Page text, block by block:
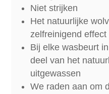
Niet strijken
Het natuurlijke
zelfreinigend effect
Bij elke wasbeurt
deel van het
uitgewassen
We raden aan om